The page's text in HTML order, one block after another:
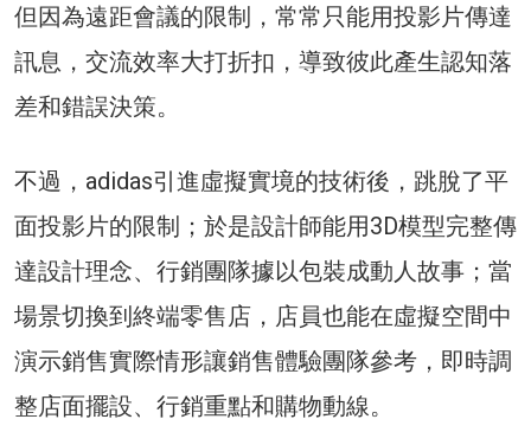
但因為遠距會議的限制，常常只能用投影片傳達
訊息，交流效率大打折扣，導致彼此產生認知落
差和錯誤決策。
不過，adidas引進虛擬實境的技術後，跳脫了平
面投影片的限制；於是設計師能用3D模型完整傳
達設計理念、行銷團隊據以包裝成動人故事；當
場景切換到終端零售店，店員也能在虛擬空間中
演示銷售實際情形讓銷售體驗團隊參考，即時調
整店面擺設、行銷重點和購物動線。